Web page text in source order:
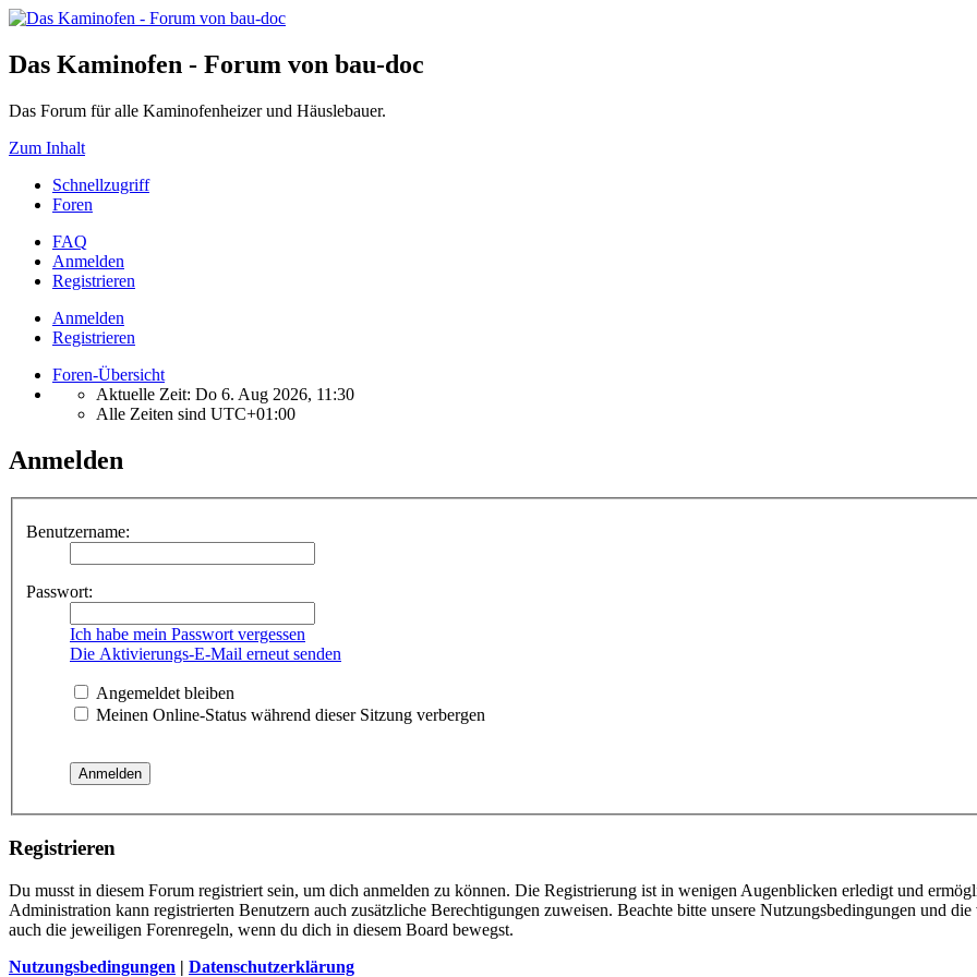
Das Kaminofen - Forum von bau-doc
Das Forum für alle Kaminofenheizer und Häuslebauer.
Zum Inhalt
Schnellzugriff
Foren
FAQ
Anmelden
Registrieren
Anmelden
Registrieren
Foren-Übersicht
Aktuelle Zeit: Do 6. Aug 2026, 11:30
Alle Zeiten sind UTC+01:00
Anmelden
Benutzername:
Passwort:
Ich habe mein Passwort vergessen
Die Aktivierungs-E-Mail erneut senden
Angemeldet bleiben
Meinen Online-Status während dieser Sitzung verbergen
Registrieren
Du musst in diesem Forum registriert sein, um dich anmelden zu können. Die Registrierung ist in wenigen Augenblicken erledigt und
Administration kann registrierten Benutzern auch zusätzliche Berechtigungen zuweisen. Beachte bitte unsere Nutzungsbedingungen und
auch die jeweiligen Forenregeln, wenn du dich in diesem Board bewegst.
Nutzungsbedingungen | Datenschutzerklärung